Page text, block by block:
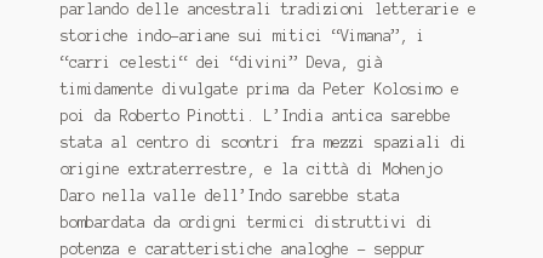
IL GIARDINO DEI LIBRI
MACROLIBRARSI
Piemonte - Liguria - Valle D’Aosta
SICILIA
parlando delle ancestrali tradizioni letterarie e
storiche indo-ariane sui mitici “Vimana”, i
“carri celesti“ dei “divini” Deva, già
timidamente divulgate prima da Peter Kolosimo e
poi da Roberto Pinotti. L’India antica sarebbe
stata al centro di scontri fra mezzi spaziali di
origine extraterrestre, e la città di Mohenjo
Daro nella valle dell’Indo sarebbe stata
bombardata da ordigni termici distruttivi di
potenza e caratteristiche analoghe – seppur